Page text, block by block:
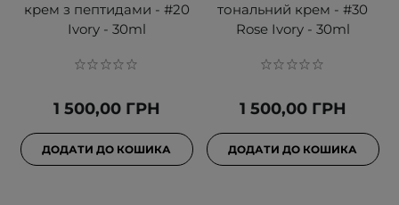
крем з пептидами - #20
Ivory - 30ml
1 500,00 ГРН
ДОДАТИ ДО КОШИКА
тональний крем - #30
Rose Ivory - 30ml
1 500,00 ГРН
ДОДАТИ ДО КОШИКА